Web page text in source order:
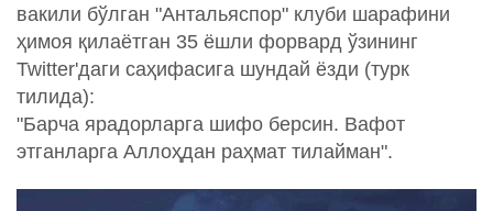
вакили бўлган "Антальяспор" клуби шарафини
ҳимоя қилаётган 35 ёшли форвард ўзининг
Twitter'даги саҳифасига шундай ёзди (турк
тилида):
"Барча ярадорларга шифо берсин. Вафот
этганларга Аллоҳдан раҳмат тилайман".